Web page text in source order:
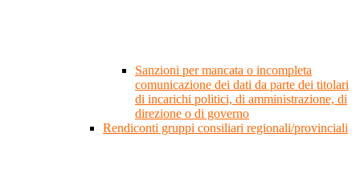
Sanzioni per mancata o incompleta
comunicazione dei dati da parte dei titolari
di incarichi politici, di amministrazione, di
direzione o di governo
Rendiconti gruppi consiliari regionali/provinciali